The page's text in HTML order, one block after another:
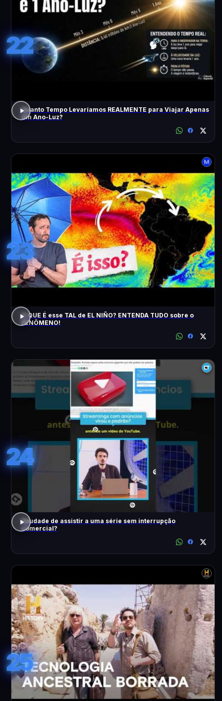
22
Quanto Tempo Levaríamos REALMENTE para Viajar Apenas
Um Ano-Luz?
23
O QUE É esse TAL de EL NIÑO? ENTENDA TUDO sobre o
FENÔMENO!
24
Saudade de assistir a uma série sem interrupção
comercial?
25